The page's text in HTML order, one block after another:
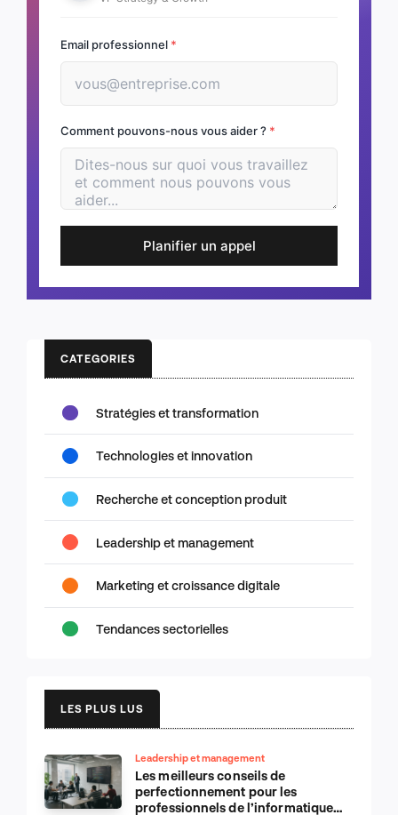
Email professionnel *
Comment pouvons-nous vous aider ? *
Planifier un appel
CATEGORIES
Stratégies et transformation
Technologies et innovation
Recherche et conception produit
Leadership et management
Marketing et croissance digitale
Tendances sectorielles
LES PLUS LUS
Leadership et management
Les meilleurs conseils de
perfectionnement pour les
professionnels de l’informatique